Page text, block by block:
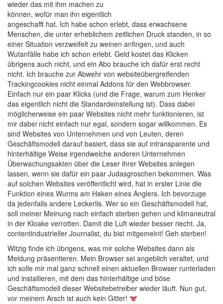
wieder das mit ihm machen zu
können, wofür man ihn eigentlich
angeschafft hat. Ich habe schon erlebt, dass erwachsene
Menschen, die unter erheblichem zeitlichen Druck standen, in so
einer Situation verzweifelt zu weinen anfingen, und auch
Wutanfälle habe ich schon erlebt. Geld kostet das Klicken
übrigens auch nicht, und ein Abo brauche ich dafür erst recht
nicht. Ich brauche zur Abwehr von websiteübergreifenden
Trackingcookies nicht einmal Addons für den Webbrowser.
Einfach nur ein paar Klicks (und die Frage, warum zum Henker
das eigentlich nicht die Standardeinstellung ist). Dass dabei
möglicherweise ein paar Websites nicht mehr funktionieren, ist
mir dabei nicht einfach nur egal, sondern sogar willkommen. Es
sind Websites von Unternehmen und von Leuten, deren
Geschäftsmodell darauf basiert, dass sie auf intransparente und
hinterhältige Weise irgendwelche anderen Unternehmen
Überwachungsakten über die Leser ihrer Websites anlegen
lassen, wenn sie dafür ein paar Judasgroschen bekommen. Was
auf solchen Websites veröffentlicht wird, hat in erster Linie die
Funktion eines Wurms am Haken eines Anglers. Ich bevorzuge
da jedenfalls andere Leckerlis. Wer so ein Geschäftsmodell hat,
soll meiner Meinung nach einfach sterben gehen und klimaneutral
in der Kloake verrotten. Damit die Luft wieder besser riecht. Ja,
contentindustrieller Journalist, du bist mitgemeint! Geh sterben!
Witzig finde ich übrigens, was mir solche Websites dann als
Meldung präsentieren. Mein Browser sei angeblich veraltet, und
ich solle mir mal ganz schnell einen aktuellen Browser runterladen
und installieren, mit dem das hinterhältige und böse
Geschäftsmodell dieser Websitebetreiber wieder läuft. Nun gut,
vor meinem Arsch ist auch kein Gitter!